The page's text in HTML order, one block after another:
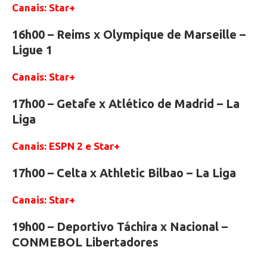
Canais: Star+
16h00 – Reims x Olympique de Marseille –
Ligue 1
Canais: Star+
17h00 – Getafe x Atlético de Madrid – La
Liga
Canais: ESPN 2 e Star+
17h00 – Celta x Athletic Bilbao – La Liga
Canais: Star+
19h00 – Deportivo Táchira x Nacional –
CONMEBOL Libertadores